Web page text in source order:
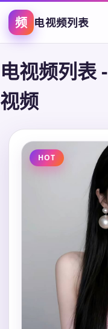
频 电视频列表
电视频列表-
视频
HOT